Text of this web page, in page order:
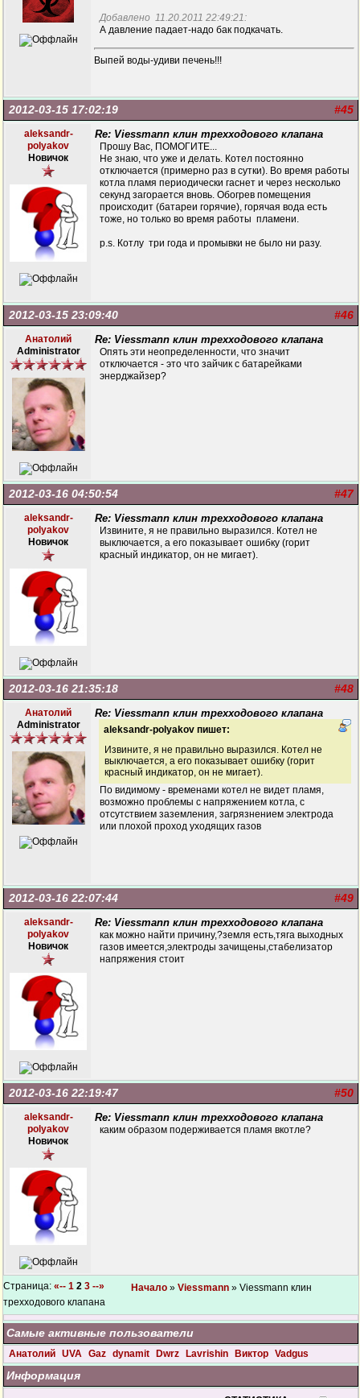
Добавлено 11.20.2011 22:49:21:
А давление падает-надо бак подкачать.
Выпей воды-удиви печень!!!
#45
2012-03-15 17:02:19
aleksandr-
polyakov
Новичок
Re: Viessmann клин трехходового клапана
Прошу Вас, ПОМОГИТЕ...
Не знаю, что уже и делать. Котел постоянно
отключается (примерно раз в сутки). Во время работы
котла пламя периодически гаснет и через несколько
секунд загорается вновь. Обогрев помещения
происходит (батареи горячие), горячая вода есть
тоже, но только во время работы пламени.
p.s. Котлу три года и промывки не было ни разу.
#46
2012-03-15 23:09:40
Анатолий
Administrator
Re: Viessmann клин трехходового клапана
Опять эти неопределенности, что значит
отключается - это что зайчик с батарейками
энерджайзер?
#47
2012-03-16 04:50:54
aleksandr-
polyakov
Новичок
Re: Viessmann клин трехходового клапана
Извините, я не правильно выразился. Котел не
выключается, а его показывает ошибку (горит
красный индикатор, он не мигает).
#48
2012-03-16 21:35:18
Анатолий
Administrator
Re: Viessmann клин трехходового клапана
aleksandr-polyakov пишет:
Извините, я не правильно выразился. Котел не
выключается, а его показывает ошибку (горит
красный индикатор, он не мигает).
По видимому - временами котел не видет пламя,
возможно проблемы с напряжением котла, с
отсутствием заземления, загрязнением электрода
или плохой проход уходящих газов
#49
2012-03-16 22:07:44
aleksandr-
polyakov
Новичок
Re: Viessmann клин трехходового клапана
как можно найти причину,?земля есть,тяга выходных
газов имеется,электроды зачищены,стабелизатор
напряжения стоит
#50
2012-03-16 22:19:47
aleksandr-
polyakov
Новичок
Re: Viessmann клин трехходового клапана
каким образом подерживается пламя вкотле?
Страница: «-- 1 2 3 --» Начало » Viessmann » Viessmann клин
трехходового клапана
Самые активные пользователи
Анатолий UVA Gaz dynamit Dwrz Lavrishin Виктор Vadgus
Информация